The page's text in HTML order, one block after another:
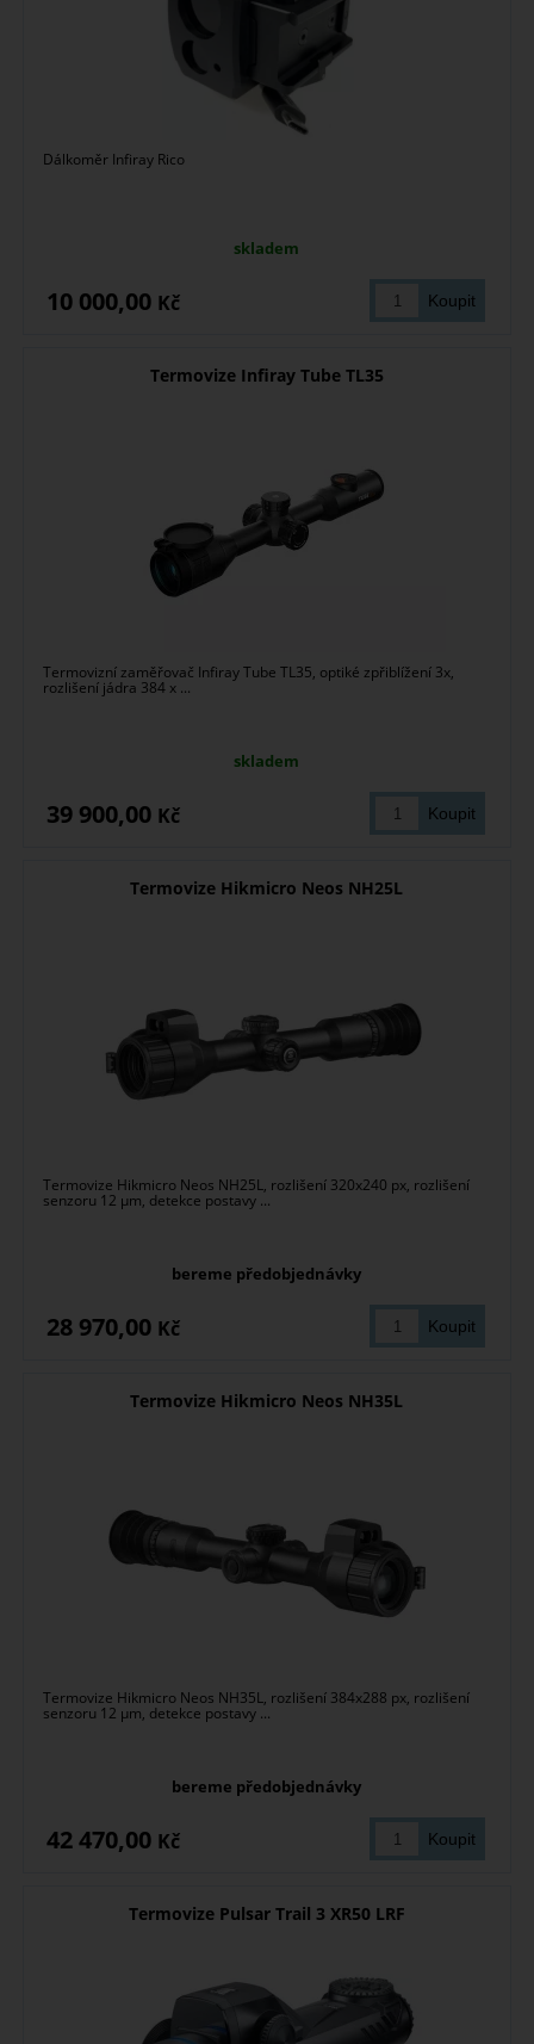
Dálkoměr Infiray Rico
skladem
10 000,00 Kč
Termovize Infiray Tube TL35
Termovizní zaměřovač Infiray Tube TL35, optiké zpřiblížení 3x,
rozlišení jádra 384 x ...
skladem
39 900,00 Kč
Termovize Hikmicro Neos NH25L
Termovize Hikmicro Neos NH25L, rozlišení 320x240 px, rozlišení
senzoru 12 µm, detekce postavy ...
bereme předobjednávky
28 970,00 Kč
Termovize Hikmicro Neos NH35L
Termovize Hikmicro Neos NH35L, rozlišení 384x288 px, rozlišení
senzoru 12 µm, detekce postavy ...
bereme předobjednávky
42 470,00 Kč
Termovize Pulsar Trail 3 XR50 LRF